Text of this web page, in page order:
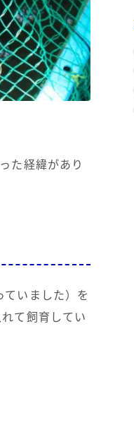
た経緯があり
いました）を
て飼育してい